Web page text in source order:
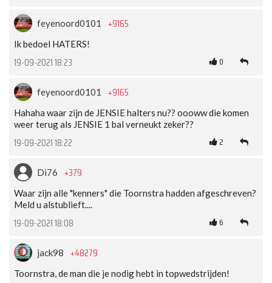
feyenoord0101 +9165
Ik bedoel HATERS!
19-09-2021 18:23 0
feyenoord0101 +9165
Hahaha waar zijn de JENSIE halters nu?? oooww die komen
weer terug als JENSIE 1 bal verneukt zeker??
19-09-2021 18:22 2
Di76 +379
Waar zijn alle "kenners" die Toornstra hadden afgeschreven?
Meld u alstublieft....
19-09-2021 18:08 6
jack98 +48279
Toornstra, de man die je nodig hebt in topwedstrijden!